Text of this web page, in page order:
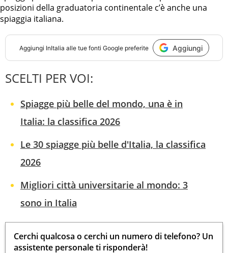
posizioni della graduatoria continentale c’è anche una
spiaggia italiana.
Aggiungi InItalia alle tue fonti Google preferite Aggiungi
SCELTI PER VOI:
Spiagge più belle del mondo, una è in
Italia: la classifica 2026
Le 30 spiagge più belle d'Italia, la classifica
2026
Migliori città universitarie al mondo: 3
sono in Italia
Cerchi qualcosa o cerchi un numero di telefono? Un
assistente personale ti risponderà!